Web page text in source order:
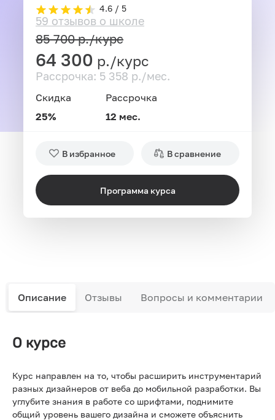
4.6 / 5
59 отзывов о школе
85 700р./курс
64 300 р./курс
Рассрочка: 5 358 р./мес.
Скидка
25%
Рассрочка
12 мес.
В избранное В сравнение
Программа курса
Описание Отзывы Вопросы и комментарии
О курсе
Курс направлен на то, чтобы расширить инструментарий
разных дизайнеров от веба до мобильной разработки. Вы
углубите знания в работе со шрифтами, поднимите
общий уровень вашего дизайна и сможете объяснить